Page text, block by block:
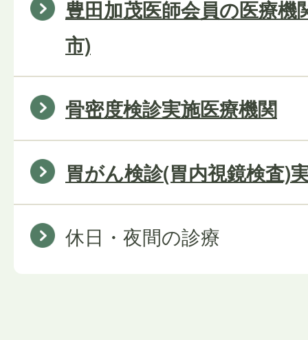
豊田加茂医師会員の医療機
市)
骨密度検診実施医療機関
胃がん検診(胃内視鏡検査)
休日・夜間の診療